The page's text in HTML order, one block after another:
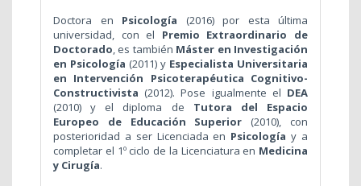
Doctora en Psicología (2016) por esta última
universidad, con el Premio Extraordinario de
Doctorado, es también Máster en Investigación
en Psicología (2011) y Especialista Universitaria
en Intervención Psicoterapéutica Cognitivo-
Constructivista (2012). Pose igualmente el DEA
(2010) y el diploma de Tutora del Espacio
Europeo de Educación Superior (2010), con
posterioridad a ser Licenciada en Psicología y a
completar el 1º ciclo de la Licenciatura en Medicina
y Cirugía.